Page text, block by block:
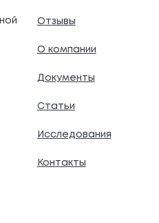
Отзывы
О компании
Документы
Статьи
Исследования
Контакты